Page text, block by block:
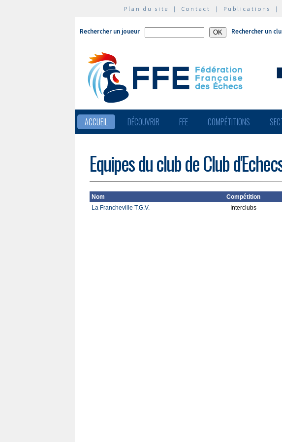
Plan du site | Contact | Publications |
Rechercher un joueur Rechercher un
ACCUEIL DÉCOUVRIR FFE COMPÉTITIONS
Equipes du club de Club
Nom Compétition
La Francheville T.G.V.
Interclubs